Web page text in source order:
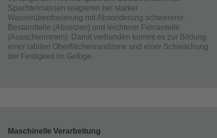
Spachtelmassen reagieren bei starker
Wasserüberdosierung mit Absonderung schwererer
Bestandteile (Absetzen) und leichterer Feinanteile
(Ausschwimmen). Damit verbunden kommt es zur Bildung
einer labilen Oberflächenrandzone und einer Schwächung
der Festigkeit im Gefüge.
Maschinelle Verarbeitung